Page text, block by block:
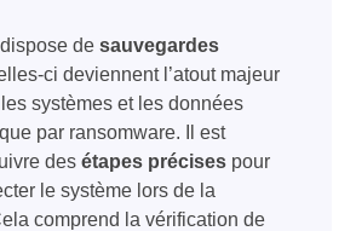
de sauvegardes
ci deviennent l’atout majeur
systèmes et les données
par ransomware. Il est
des étapes précises pour
le système lors de la
comprend la vérification de